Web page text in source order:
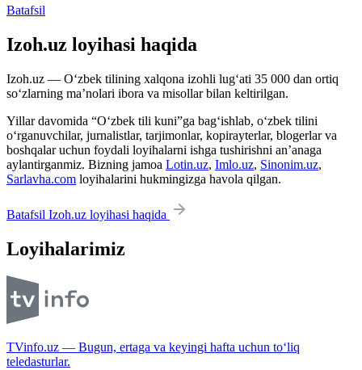
Batafsil
Izoh.uz loyihasi haqida
Izoh.uz — O‘zbek tilining xalqona izohli lug‘ati 35 000 dan ortiq
so‘zlarning ma’nolari ibora va misollar bilan keltirilgan.
Yillar davomida “O‘zbek tili kuni”ga bag‘ishlab, o‘zbek tilini
o‘rganuvchilar, jurnalistlar, tarjimonlar, kopirayterlar, blogerlar va
boshqalar uchun foydali loyihalarni ishga tushirishni an’anaga
aylantirganmiz. Bizning jamoa Lotin.uz, Imlo.uz, Sinonim.uz,
Sarlavha.com loyihalarini hukmingizga havola qilgan.
Batafsil Izoh.uz loyihasi haqida
Loyihalarimiz
TVinfo.uz — Bugun, ertaga va keyingi hafta uchun to‘liq
teledasturlar.